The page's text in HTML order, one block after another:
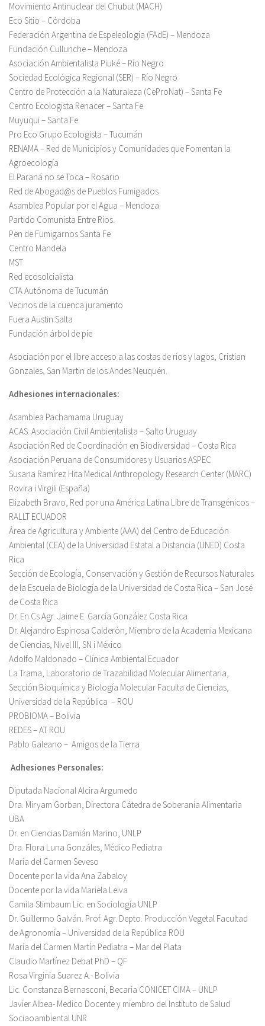
Movimiento Antinuclear del Chubut (MACH)
Eco Sitio – Córdoba
Federación Argentina de Espeleología (FAdE) – Mendoza
Fundación Cullunche – Mendoza
Asociación Ambientalista Piuké – Río Negro
Sociedad Ecológica Regional (SER) – Río Negro
Centro de Protección a la Naturaleza (CeProNat) – Santa Fe
Centro Ecologista Renacer – Santa Fe
Muyuqui – Santa Fe
Pro Eco Grupo Ecologista – Tucumán
RENAMA – Red de Municipios y Comunidades que Fomentan la
Agroecología
El Paraná no se Toca – Rosario
Red de Abogad@s de Pueblos Fumigados
Asamblea Popular por el Agua – Mendoza
Partido Comunista Entre Ríos.
Pen de Fumigarnos Santa Fe
Centro Mandela
MST
Red ecosolcialista
CTA Autónoma de Tucumán
Vecinos de la cuenca juramento
Fuera Austin Salta
Fundación árbol de pie
Asociación por el libre acceso a las costas de ríos y lagos, Cristian
Gonzales, San Martin de los Andes Neuquén.
Adhesiones internacionales:
Asamblea Pachamama Uruguay
ACAS: Asociación Civil Ambientalista – Salto Uruguay
Asociación Red de Coordinación en Biodiversidad – Costa Rica
Asociación Peruana de Consumidores y Usuarios ASPEC
Susana Ramírez Hita Medical Anthropology Research Center (MARC)
Rovira i Virgili (España)
Elizabeth Bravo, Red por una América Latina Libre de Transgénicos –
RALLT ECUADOR
Área de Agricultura y Ambiente (AAA) del Centro de Educación
Ambiental (CEA) de la Universidad Estatal a Distancia (UNED) Costa
Rica
Sección de Ecología, Conservación y Gestión de Recursos Naturales
de la Escuela de Biología de la Universidad de Costa Rica – San José
de Costa Rica
Dr. En Cs Agr. Jaime E. García González Costa Rica
Dr. Alejandro Espinosa Calderón, Miembro de la Academia Mexicana
de Ciencias, Nivel III, SN i México
Adolfo Maldonado – Clínica Ambiental Ecuador
La Trama, Laboratorio de Trazabilidad Molecular Alimentaria,
Sección Bioquímica y Biología Molecular Faculta de Ciencias,
Universidad de la República – ROU
PROBIOMA – Bolivia
REDES – AT ROU
Pablo Galeano – Amigos de la Tierra
Adhesiones Personales:
Diputada Nacional Alcira Argumedo
Dra. Miryam Gorban, Directora Cátedra de Soberanía Alimentaria
UBA
Dr. en Ciencias Damián Marino, UNLP
Dra. Flora Luna Gonzáles, Médico Pediatra
María del Carmen Seveso
Docente por la vida Ana Zabaloy
Docente por la vida Mariela Leiva
Camila Stimbaum Lic. en Sociología UNLP
Dr. Guillermo Galván. Prof. Agr. Depto. Producción Vegetal Facultad
de Agronomía – Universidad de la República ROU
María del Carmen Martín Pediatra – Mar del Plata
Claudio Martínez Debat PhD – QF
Rosa Virginia Suarez A.- Bolivia
Lic. Constanza Bernasconi, Becaria CONICET CIMA – UNLP
Javier Albea- Medico Docente y miembro del Instituto de Salud
Sociaoambiental UNR